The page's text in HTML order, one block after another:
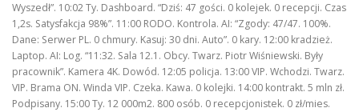
Wyszedł”. 10:02 Ty. Dashboard. “Dziś: 47 gości. 0 kolejek. 0 recepcji. Czas
1,2s. Satysfakcja 98%”. 11:00 RODO. Kontrola. AI: “Zgody: 47/47. 100%.
Dane: Serwer PL. 0 chmury. Kasuj: 30 dni. Auto”. 0 kary. 12:00 kradzież.
Laptop. AI: Log. “11:32. Sala 12.1. Obcy. Twarz. Piotr Wiśniewski. Były
pracownik”. Kamera 4K. Dowód. 12:05 policja. 13:00 VIP. Wchodzi. Twarz.
VIP. Brama ON. Winda VIP. Czeka. Kawa. 0 kolejki. 14:00 kontrakt. 5 mln zł.
Podpisany. 15:00 Ty. 12 000m2. 800 osób. 0 recepcjonistek. 0 zł/mies.